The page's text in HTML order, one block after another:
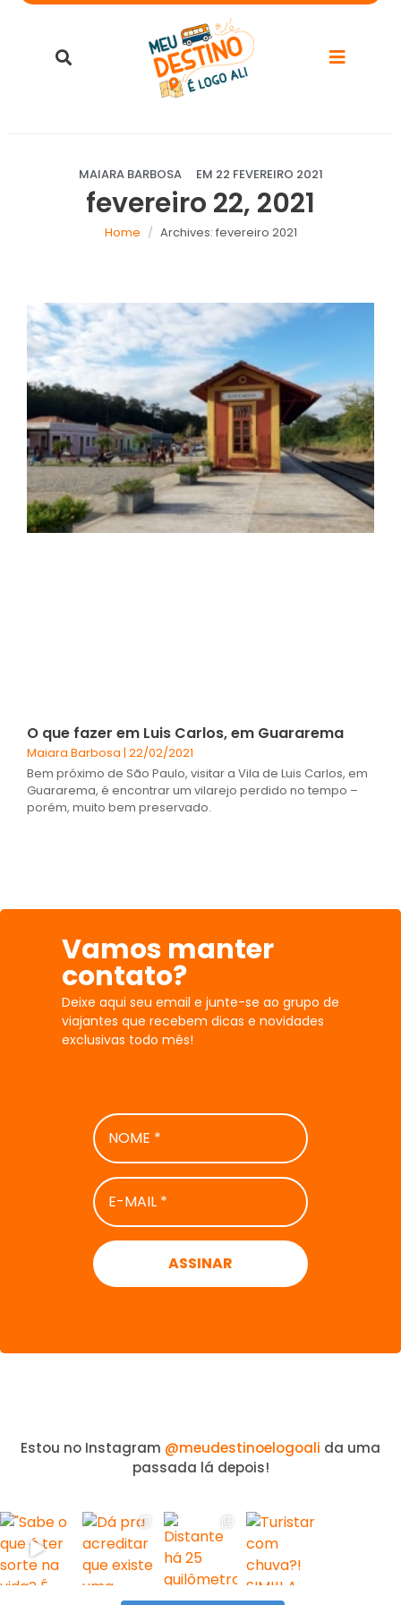
MAIARA BARBOSA EM 22 FEVEREIRO 2021
fevereiro 22, 2021
Home Archives: fevereiro 2021
O que fazer em Luis Carlos, em Guararema
Maiara Barbosa 22/02/2021
Bem próximo de São Paulo, visitar a Vila de Luis Carlos, em
Guararema, é encontrar um vilarejo perdido no tempo –
porém, muito bem preservado.
Vamos manter
contato?
Deixe aqui seu email e junte-se ao grupo de
viajantes que recebem dicas e novidades
exclusivas todo mês!
NOME
*
E-
MAIL
*
Estou no Instagram @meudestinoelogoali da uma
passada lá depois!